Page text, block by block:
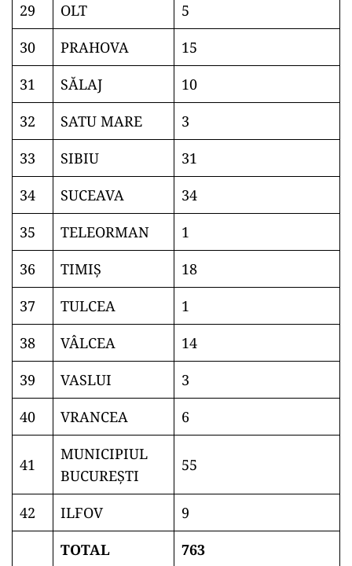
29
OLT
5
30
PRAHOVA
15
31
SĂLAJ
10
32
SATU MARE
3
33
SIBIU
31
34
SUCEAVA
34
35
TELEORMAN
1
36
TIMIŞ
18
37
TULCEA
1
38
VÂLCEA
14
39
VASLUI
3
40
VRANCEA 6
41
MUNICIPIUL
BUCUREŞTI
55
42 ILFOV
9
TOTAL
763